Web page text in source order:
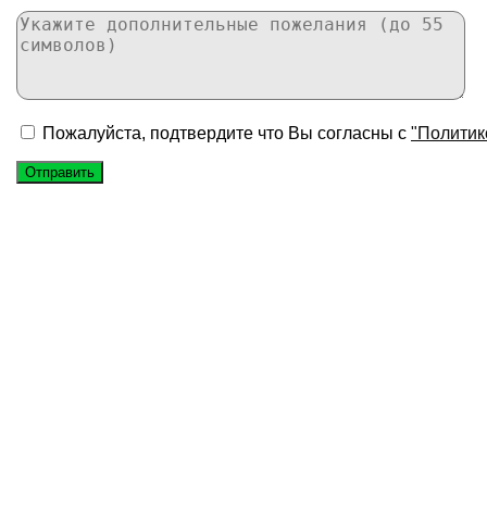
Пожалуйста, подтвердите что Вы согласны с